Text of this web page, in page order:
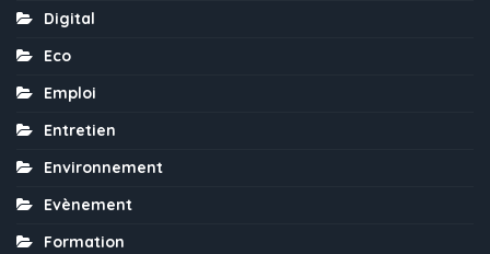
Digital
Eco
Emploi
Entretien
Environnement
Evènement
Formation